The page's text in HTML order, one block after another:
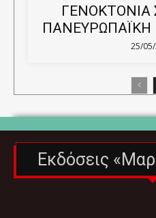
ΠΑΝΕΥΡΩΠΑΪΚΗ
25/
Εκδόσεις